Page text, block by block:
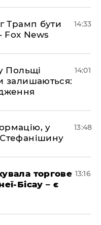
Трамп бути
Fox News
14:33
Польщі
залишаються:
14:01
у
13:48
торгове
Бісау – є
13:16